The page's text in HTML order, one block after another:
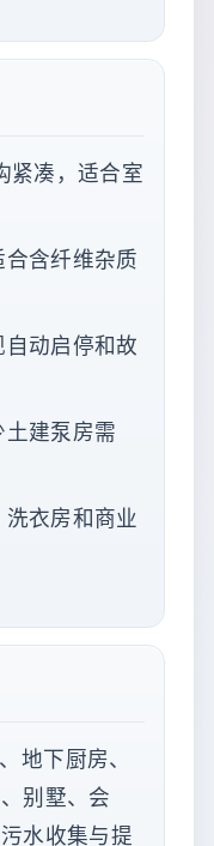
紧凑，适合室
含纤维杂质
动启停和故
建泵房需
衣房和商业
地下厨房、
别墅、会
水收集与提